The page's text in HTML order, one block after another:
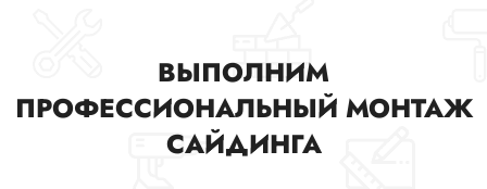
ВЫПОЛНИМ
ПРОФЕССИОНАЛЬНЫЙ МОНТАЖ
САЙДИНГА